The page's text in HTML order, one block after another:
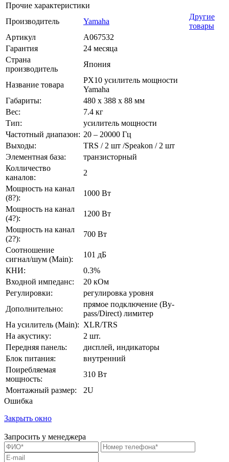
Прочие характеристики
Производитель
Yamaha
Другие
товары
Артикул
A067532
Гарантия
24 месяца
Страна
производитель
Япония
Название товара
PX10 усилитель мощности
Yamaha
Габариты:
480 х 388 х 88 мм
Вес:
7.4 кг
Тип:
усилитель мощности
Частотный диапазон: 20 – 20000 Гц
Выходы:
TRS / 2 шт /Speakon / 2 шт
Элементная база:
транзисторный
Колличество
каналов:
2
Мощность на канал
(8?):
1000 Вт
Мощность на канал
(4?):
1200 Вт
Мощность на канал
(2?):
700 Вт
Соотношение
сигнал/шум (Main):
101 дБ
КНИ:
0.3%
Входной импеданс:
20 кОм
Регулировки:
регулировка уровня
Дополнительно:
прямое подключение (By-
pass/Direct) лимитер
На усилитель (Main): XLR/TRS
На акустику:
2 шт.
Передняя панель:
дисплей, индикаторы
Блок питания:
внутренний
Поиребляемая
мощность:
310 Вт
Монтажный размер:
2U
Ошибка
Закрыть окно
Запросить у менеджера